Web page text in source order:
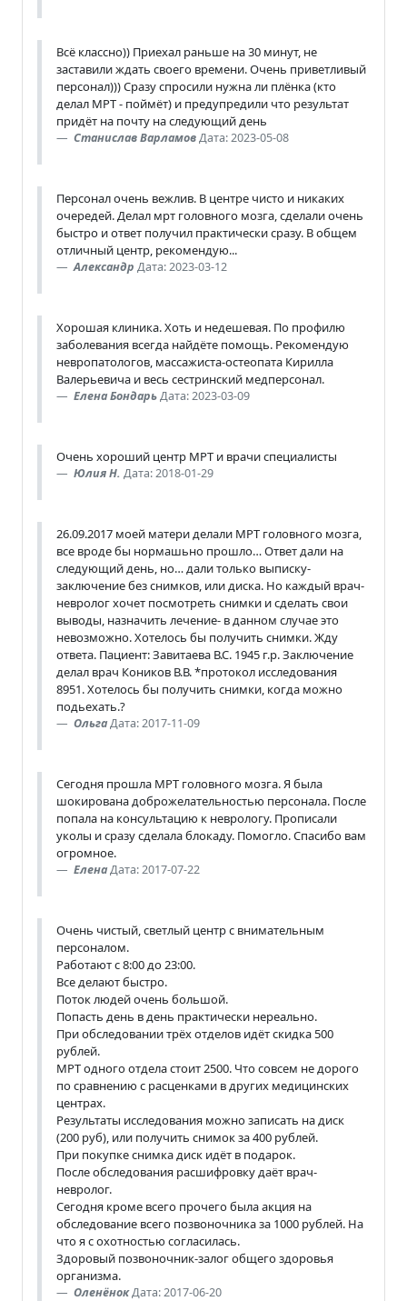
Всё классно)) Приехал раньше на 30 минут, не
заставили ждать своего времени. Очень приветливый
персонал))) Сразу спросили нужна ли плёнка (кто
делал МРТ - поймёт) и предупредили что результат
придёт на почту на следующий день
Станислав ВарламовДата: 2023-05-08
Персонал очень вежлив. В центре чисто и никаких
очередей. Делал мрт головного мозга, сделали очень
быстро и ответ получил практически сразу. В общем
отличный центр, рекомендую...
Александр Дата: 2023-03-12
Хорошая клиника. Хоть и недешевая. По профилю
заболевания всегда найдёте помощь. Рекомендую
невропатологов, массажиста-остеопата Кирилла
Валерьевича и весь сестринский медперсонал.
Елена БондарьДата: 2023-03-09
Очень хороший центр МРТ и врачи специалисты
Юлия Н. Дата: 2018-01-29
26.09.2017 моей матери делали МРТ головного мозга,
все вроде бы нормашьно прошло… Ответ дали на
следующий день, но… дали только выписку-
заключение без снимков, или диска. Но каждый врач-
невролог хочет посмотреть снимки и сделать свои
выводы, назначить лечение- в данном случае это
невозможно. Хотелось бы получить снимки. Жду
ответа. Пациент: Завитаева В.С. 1945 г.р. Заключение
делал врач Коников В.В. *протокол исследования
8951. Хотелось бы получить снимки, когда можно
подьехать.?
ОльгаДата: 2017-11-09
Сегодня прошла МРТ головного мозга. Я была
шокирована доброжелательностью персонала. После
попала на консультацию к неврологу. Прописали
уколы и сразу сделала блокаду. Помогло. Спасибо вам
огромное.
ЕленаДата: 2017-07-22
Очень чистый, светлый центр с внимательным
персоналом.
Работают с 8:00 до 23:00.
Все делают быстро.
Поток людей очень большой.
Попасть день в день практически нереально.
При обследовании трёх отделов идёт скидка 500
рублей.
МРТ одного отдела стоит 2500. Что совсем не дорого
по сравнению с расценками в других медицинских
центрах.
Результаты исследования можно записать на диск
(200 руб), или получить снимок за 400 рублей.
При покупке снимка диск идёт в подарок.
После обследования расшифровку даёт врач-
невролог.
Сегодня кроме всего прочего была акция на
обследование всего позвоночника за 1000 рублей. На
что я с охотностью согласилась.
Здоровый позвоночник-залог общего здоровья
организма.
ОленёнокДата: 2017-06-20